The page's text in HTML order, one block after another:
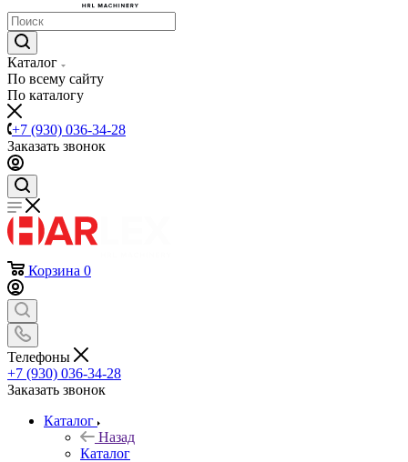
Каталог
По всему сайту
По каталогу
+7 (930) 036-34-28
Заказать звонок
Корзина 0
Телефоны
+7 (930) 036-34-28
Заказать звонок
Каталог
Назад
Каталог